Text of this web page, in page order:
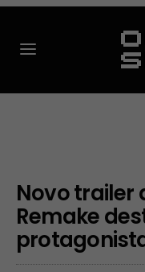
Novo trailer
Remake